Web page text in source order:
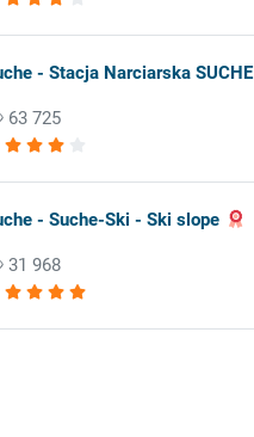
- Stacja Narciarska SUCHE
63 725
- Suche-Ski - Ski slope
31 968